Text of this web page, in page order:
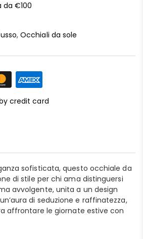
da €100
,Occhiali da sole
credit card
sofisticata, questo occhiale da
di stile per chi ama distinguersi
avvolgente, unita a un design
di seduzione e raffinatezza,
affrontare le giornate estive con